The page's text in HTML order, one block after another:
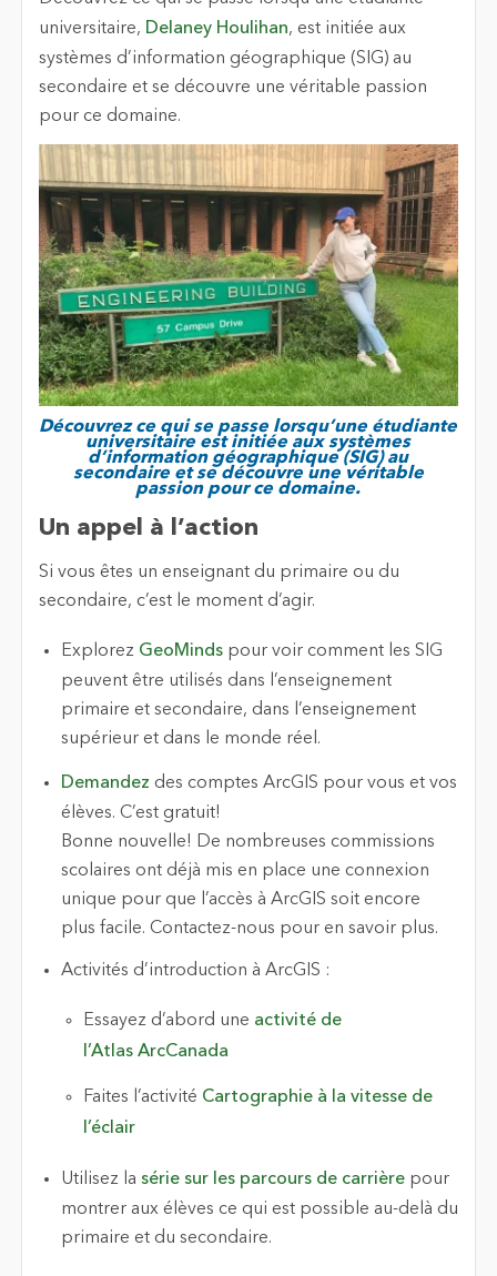
universitaire, Delaney Houlihan, est initiée aux
systèmes d’information géographique (SIG) au
secondaire et se découvre une véritable passion
pour ce domaine.
Découvrez ce qui se passe lorsqu’une étudiante
universitaire est initiée aux systèmes
d’information géographique (SIG) au
secondaire et se découvre une véritable
passion pour ce domaine.
Un appel à l’action
Si vous êtes un enseignant du primaire ou du
secondaire, c’est le moment d’agir.
Explorez GeoMindspour voir comment les SIG
peuvent être utilisés dans l’enseignement
primaire et secondaire, dans l’enseignement
supérieur et dans le monde réel.
Demandez des comptes ArcGIS pour vous et vos
élèves. C’est gratuit!
Bonne nouvelle! De nombreuses commissions
scolaires ont déjà mis en place une connexion
unique pour que l’accès à ArcGIS soit encore
plus facile. Contactez-nous pour en savoir plus.
Activités d’introduction à ArcGIS :
Essayez d’abord une activité de
l’Atlas ArcCanada
Faites l’activité Cartographie à la vitesse de
l’éclair
Utilisez la série sur les parcours de carrièrepour
montrer aux élèves ce qui est possible au-delà du
primaire et du secondaire.